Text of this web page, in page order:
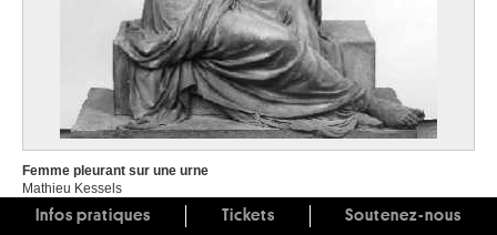
Femme pleurant sur une urne
Mathieu Kessels
Infos pratiques Tickets Soutenez-nous